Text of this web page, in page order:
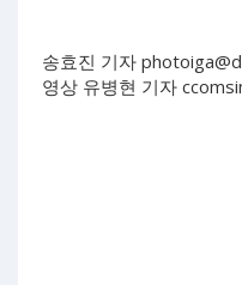
송효진 기자
영상 유병현 기자